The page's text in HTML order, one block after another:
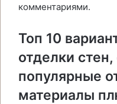
комментариями.
Топ 10
отделки
популярные
материалы